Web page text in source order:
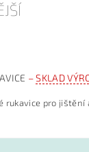
–SKLAD
rukavice pro jištění